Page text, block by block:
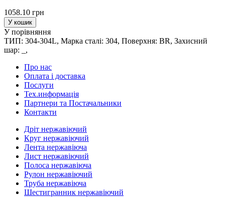
1058.10 грн
У кошик
У порівняння
ТИП: 304-304L, Марка сталi: 304, Поверхня: BR, Захисний
шар: _,
Про нас
Оплата і доставка
Послуги
Тех.информацiя
Партнери та Постачальники
Контакти
Дріт нержавіючий
Круг нержавіючий
Лента нержавіюча
Лист нержавіючий
Полоса нержавіюча
Рулон нержавіючий
Труба нержавіюча
Шестигранник нержавіючий